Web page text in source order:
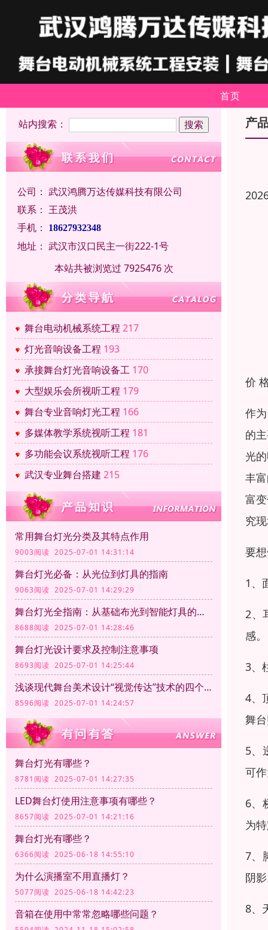
首页
站内搜索：
公司： 武汉鸿腾万达传媒科技有限公司
联系： 王茂洪
手机：
18627932348
地址： 武汉市汉口民主一街222-1号
本站共被浏览过 7925476 次
舞台电动机械系统工程 217
灯光音响设备工程 193
承接舞台灯光音响设备工 170
大型娱乐会所视听工程 179
舞台专业音响灯光工程 166
多媒体教学系统视听工程 181
多功能会议系统视听工程 176
武汉专业舞台搭建 215
常用舞台灯光分类及其特点作用
9003阅读 2025-07-01 14:31:14
舞台灯光必备：从光位到灯具的指南
9063阅读 2025-07-01 14:29:29
舞台灯光全指南：从基础布光到智能灯具的应用
8688阅读 2025-07-01 14:28:46
舞台灯光设计要求及控制注意事项
8693阅读 2025-07-01 14:25:44
浅谈现代舞台美术设计“视觉传达”技术的四个方面
8596阅读 2025-07-01 14:24:57
舞台灯光有哪些？
8781阅读 2025-07-01 14:27:35
LED舞台灯使用注意事项有哪些？
8657阅读 2025-07-01 14:21:16
舞台灯光有哪些？
6366阅读 2025-06-18 14:55:10
为什么演播室不用直播灯？
5077阅读 2025-06-18 14:42:23
音箱在使用中常常忽略哪些问题？
产
价
作
的
光
丰
富
究
要
1、
2、
感。
3、
4、
舞
5、
可
6、
为
7、
阴
8、